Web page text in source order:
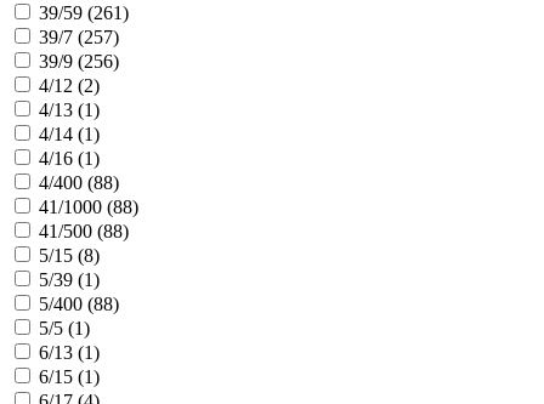
39/59 (261)
39/7 (257)
39/9 (256)
4/12 (2)
4/13 (1)
4/14 (1)
4/16 (1)
4/400 (88)
41/1000 (88)
41/500 (88)
5/15 (8)
5/39 (1)
5/400 (88)
5/5 (1)
6/13 (1)
6/15 (1)